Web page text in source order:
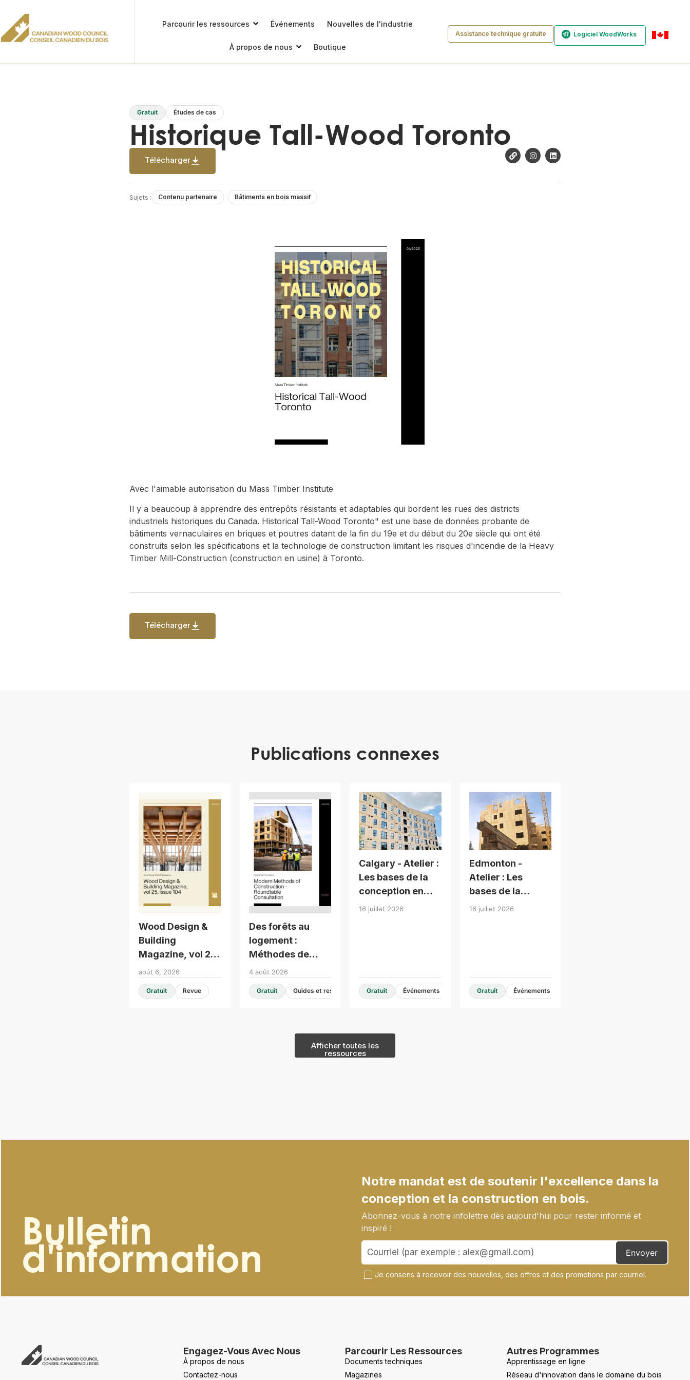
Parcourir les ressources Événements Nouvelles de l'industrie
À propos de nous Boutique
Assistance technique gratuite Logiciel WoodWorks
Gratuit Études de cas
Historique Tall-Wood Toronto
Télécharger
Sujets : Contenu partenaire Bâtiments en bois massif
Avec l'aimable autorisation du Mass Timber Institute
Il y a beaucoup à apprendre des entrepôts résistants et adaptables qui bordent les rues des districts
industriels historiques du Canada. Historical Tall-Wood Toronto" est une base de données probante de
bâtiments vernaculaires en briques et poutres datant de la fin du 19e et du début du 20e siècle qui ont été
construits selon les spécifications et la technologie de construction limitant les risques d'incendie de la Heavy
Timber Mill-Construction (construction en usine) à Toronto.
Télécharger
Publications connexes
Wood Design &
Building
Magazine, vol 25,
issue 104
août 6, 2026
Gratuit Revue
Des forêts au
logement :
Méthodes de
construction
modernes -
Consultation en
4 août 2026
Gratuit Guides et ressources de conception
Calgary - Atelier :
Les bases de la
conception en
bois pour
16 juillet 2026
Gratuit Événements
Edmonton -
Atelier : Les
bases de la
conception en
16 juillet 2026
Gratuit Événements
Afficher toutes les
ressources
Bulletin
d'information
Notre mandat est de soutenir l'excellence dans la
conception et la construction en bois.
Abonnez-vous à notre infolettre dès aujourd'hui pour rester informé et
inspiré !
Je consens à recevoir des nouvelles, des offres et des promotions par courriel.
Envoyer
Engagez-Vous Avec Nous
À propos de nous
Contactez-nous
Parcourir Les Ressources
Documents techniques
Magazines
Autres Programmes
Apprentissage en ligne
Réseau d'innovation dans le domaine du bois